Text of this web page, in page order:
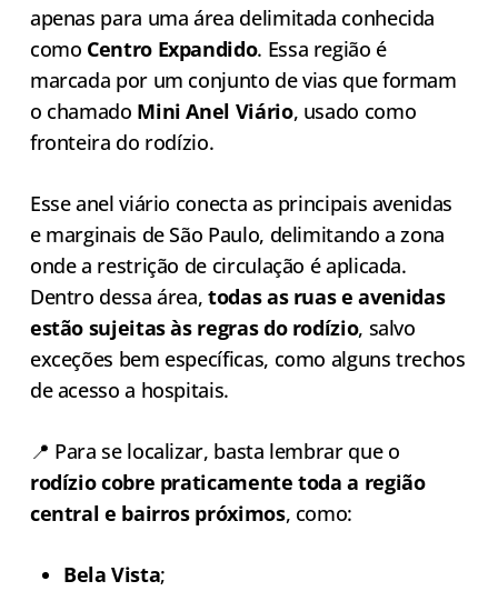
apenas para uma área delimitada conhecida
como Centro Expandido. Essa região é
marcada por um conjunto de vias que formam
o chamado Mini Anel Viário, usado como
fronteira do rodízio.
Esse anel viário conecta as principais avenidas
e marginais de São Paulo, delimitando a zona
onde a restrição de circulação é aplicada.
Dentro dessa área,todas as ruas e avenidas
estão sujeitas às regras do rodízio, salvo
exceções bem específicas, como alguns trechos
de acesso a hospitais.
📍 Para se localizar, basta lembrar que o
rodízio cobre praticamente toda a região
central e bairros próximos, como:
Bela Vista;